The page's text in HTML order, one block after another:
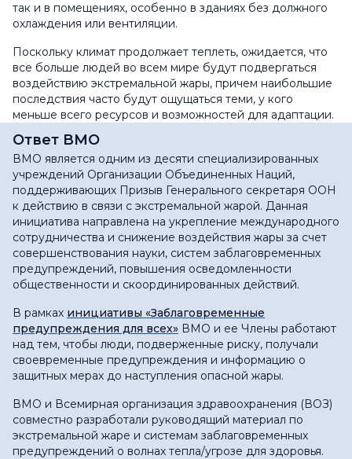
так и в помещениях, особенно в зданиях без должного
охлаждения или вентиляции.
Поскольку климат продолжает теплеть, ожидается, что
все больше людей во всем мире будут подвергаться
воздействию экстремальной жары, причем наибольшие
последствия часто будут ощущаться теми, у кого
меньше всего ресурсов и возможностей для адаптации.
Ответ ВМО
ВМО является одним из десяти специализированных
учреждений Организации Объединенных Наций,
поддерживающих Призыв Генерального секретаря ООН
к действию в связи с экстремальной жарой. Данная
инициатива направлена на укрепление международного
сотрудничества и снижение воздействия жары за счет
совершенствования науки, систем заблаговременных
предупреждений, повышения осведомленности
общественности и скоординированных действий.
В рамках инициативы «Заблаговременные
предупреждения для всех» ВМО и ее Члены работают
над тем, чтобы люди, подверженные риску, получали
своевременные предупреждения и информацию о
защитных мерах до наступления опасной жары.
ВМО и Всемирная организация здравоохранения (ВОЗ)
совместно разработали руководящий материал по
экстремальной жаре и системам заблаговременных
предупреждений о волнах тепла/угрозе для здоровья.